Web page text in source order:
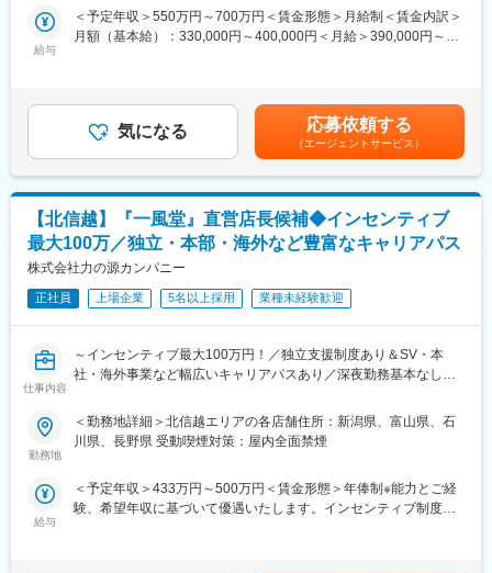
■組織について：
・コンサルティング事業本部 拠点統括部に配属予定です。
・顧客が抱える課題に対して専門性高く長期的な深耕が可能です
・UIターン歓迎、役職定年なく定年は65歳・再雇用制度もあるた
め長期的に就業することができます
・入社後3か月間は東京本社にて研修がございますが、研修中の宿
は会社負担、月4回までの帰省手当・平日の夕食費の補助がござい
ます。
※規定あり
変更の範囲：会社の定める業務
・当社北陸拠点開設に伴い、北陸エリアの金融機関（銀行や税理
士事務所等）とのパイプライン構築および開拓に注力いただきま
・事業承継は「経営の承継」と自社株を含めた「財産の承継」の2
つの側面があるため、株価の問題だけではなく、後継者問題や財
産分割等の課題を解決する必要があります。
ていく必要があります。
・最近では、財産領域の支援にとどまらず、一族と事業が共に支
え合う関係を維持していくために必要な事項を整理するサービス
（通称、ファミリーオフィスサービス）を専門部隊と連携して提
供しています。
■業務詳細（業務の流れ）：
・紹介者（金融機関、生保、M&A支援企業など）との顧客開拓の
企画と実行
・お客様との打ち合わせ・問題点のヒアリングなど
・提案内容の企画と提案資料の作成、お客様への提案
・打合せ資料の作成 、お客様との打ち合わせ
・各種専門家（弁護士・司法書士など）との連携
・その他、セミナーや勉強会・書籍の企画と実行
給与
＜予定年収＞550万円～700万円＜賃金形態＞月給制＜賃金内訳＞
月額（基本給）：330,000円～400,000円＜月給＞390,000円～
賞与年1回賃金はあくまでも目安の金額であり、選考を通じて上下
する可能性があります。月給(月額)は固定手当を含めた表記です。
気になる 応募依頼する
（エージェントサービス）
【北信越】『一風堂』直営店長候補◆インセンティブ
最大100万／独立・本部・海外など豊富なキャリアパス
株式会社力の源カンパニー
正社員 上場企業 5名以上採用 業種未経験歓迎
仕事内容
～インセンティブ最大100万円！／独立支援制度あり＆SV・本
社・海外事業など幅広いキャリアパスあり／深夜勤務基本なし／
飲食業界でのキャリアを築くチャンスです！～
「日本の食文化を世界に広めたい」「新しいフードビジネスを立
ち上げたい」などポジションに関わらず、夢や思いを実現できる
勤務地
＜勤務地詳細＞北信越エリアの各店舗住所：新潟県、富山県、石
川県、長野県 受動喫煙対策：屋内全面禁煙
給与
＜予定年収＞433万円～500万円＜賃金形態＞年俸制※能力とご経
験、希望年収に基づいて優遇いたします。インセンティブ制度あ